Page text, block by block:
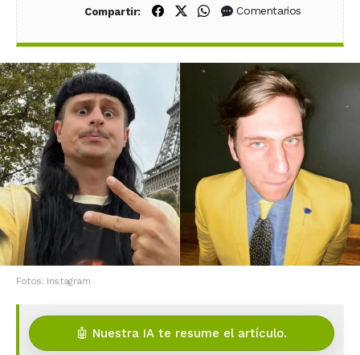
Compartir: Compartir en Facebook
Compartir en X (Twitter)
Compartir en WhatsApp
Comentarios
Fotos: Instagram
🤖 Nuestra IA te resume el artículo.